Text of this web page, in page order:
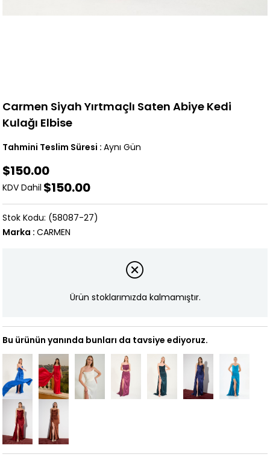
Carmen Siyah Yırtmaçlı Saten Abiye Kedi
Kulağı Elbise
Tahmini Teslim Süresi : Aynı Gün
$150.00
KDV Dahil $150.00
(58087-27)
Marka : CARMEN
Ürün stoklarımızda kalmamıştır.
Bu ürünün yanında bunları da tavsiye ediyoruz.